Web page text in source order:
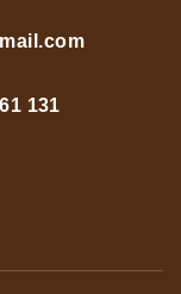
131